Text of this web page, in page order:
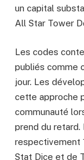
un capital
All Star Tower
Les codes
publiés comme
jour. Les
cette approche
communauté
prend du
respectivement
Stat Dice et de